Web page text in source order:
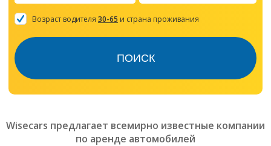
with
the
and
mark
Возраст водителя 30-65 и страна проживания
ПОИСК
Wisecars предлагает всемирно известные компании
по аренде автомобилей